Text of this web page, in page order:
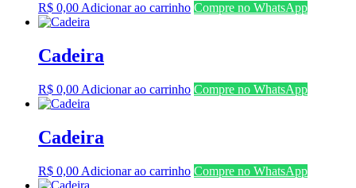
R$ 0,00 Adicionar ao carrinho Compre no WhatsApp
Cadeira
R$ 0,00 Adicionar ao carrinho Compre no WhatsApp
Cadeira
R$ 0,00 Adicionar ao carrinho Compre no WhatsApp